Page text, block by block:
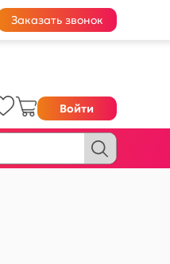
Заказать звонок
Войти